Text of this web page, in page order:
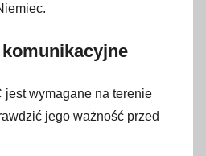
jest wymagane na terenie
jego ważność przed